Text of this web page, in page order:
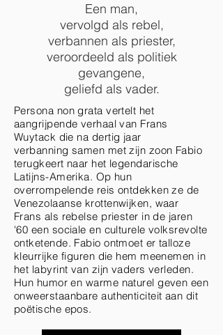
Een man,
vervolgd als rebel,
verbannen als priester,
veroordeeld als politiek
gevangene,
geliefd als vader.
Persona non grata vertelt het
aangrijpende verhaal van Frans
Wuytack die na dertig jaar
verbanning samen met zijn zoon Fabio
terugkeert naar het legendarische
Latijns-Amerika. Op hun
overrompelende reis ontdekken ze de
Venezolaanse krottenwijken, waar
Frans als rebelse priester in de jaren
'60 een sociale en culturele volksrevolte
ontketende. Fabio ontmoet er talloze
kleurrijke figuren die hem meenemen in
het labyrint van zijn vaders verleden.
Hun humor en warme naturel geven een
onweerstaanbare authenticiteit aan dit
poëtische epos.